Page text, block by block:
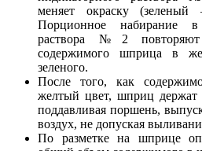
меняет окраску
Порционное набирание
раствора №2
содержимого шприца в
зеленого.
После того, как
желтый цвет, шприц держат
поддавливая поршень,
воздух, не допуская
По разметке на шприце